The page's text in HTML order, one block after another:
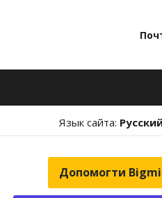
Язык сайта:
Допомогти